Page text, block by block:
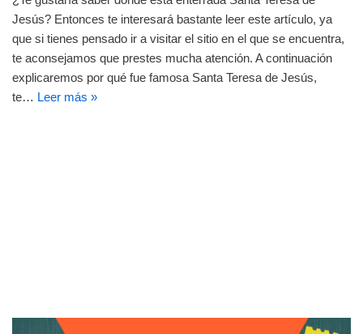
Jesús? Entonces te interesará bastante leer este artículo, ya
que si tienes pensado ir a visitar el sitio en el que se encuentra,
te aconsejamos que prestes mucha atención. A continuación
explicaremos por qué fue famosa Santa Teresa de Jesús,
te… Leer más »